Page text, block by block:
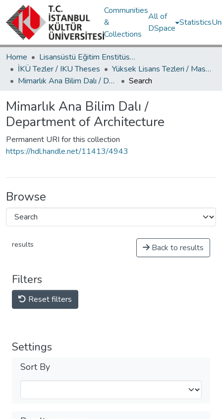
Communities
&
Collections
All of
DSpace
Statistics
Home
Lisansüstü Eğitim Enstitüsü / Postgraduate Education Institute
İKÜ Tezler / IKU Theses
Yüksek Lisans Tezleri / Master's Theses
Mimarlık Ana Bilim Dalı / Department of Architecture
Search
Mimarlık Ana Bilim Dalı /
Department of Architecture
Permanent URI for this collection
https://hdl.handle.net/11413/4943
Browse
results Back to results
Filters
Reset filters
Settings
Sort By